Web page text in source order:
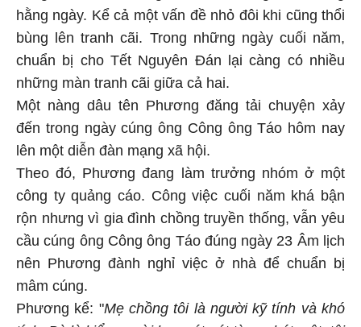
hằng ngày. Kể cả một vấn đề nhỏ đôi khi cũng thổi
bùng lên tranh cãi. Trong những ngày cuối năm,
chuẩn bị cho Tết Nguyên Đán lại càng có nhiều
những màn tranh cãi giữa cả hai.
Một nàng dâu tên Phương đăng tải chuyện xảy
đến trong ngày cúng ông Công ông Táo hôm nay
lên một diễn đàn mạng xã hội.
Theo đó, Phương đang làm trưởng nhóm ở một
công ty quảng cáo. Công việc cuối năm khá bận
rộn nhưng vì gia đình chồng truyền thống, vẫn yêu
cầu cúng ông Công ông Táo đúng ngày 23 Âm lịch
nên Phương đành nghỉ việc ở nhà để chuẩn bị
mâm cúng.
Phương kể: "Mẹ chồng tôi là người kỹ tính và khó